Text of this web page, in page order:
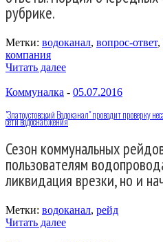
рубрике.
Метки: водоканал, вопрос-ответ,
компания
Читать далее
Коммуналка - 05.07.2016
"Златоустовский Водоканал" проводит проверку
сети водоснабжения
Сезон коммунальных
пользователям
ликвидация врезки, но и
Метки: водоканал, рейд
Читать далее